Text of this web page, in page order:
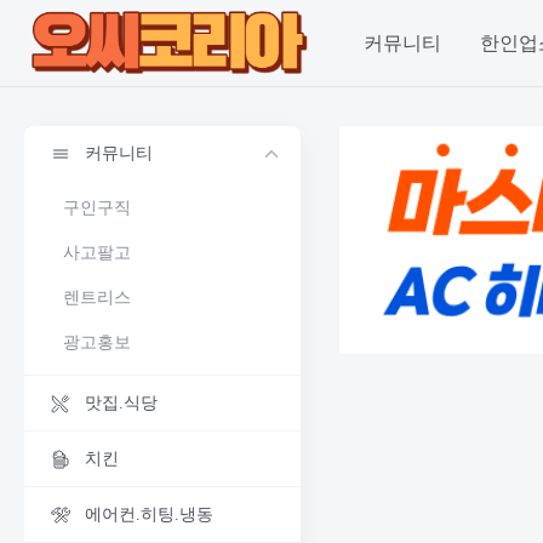
커뮤니티 한인업
커뮤니티
구인구직
사고팔고
렌트리스
광고홍보
맛집.식당
치킨
에어컨.히팅.냉동